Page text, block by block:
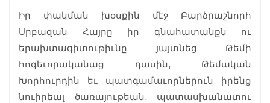
Իր փակման խօսքին մէջ Բարձրաշնորհ
Սրբազան Հայրը իր գնահատանքն ու
երախտագիտութիւնը յայտնեց Թեմի
հոգեւորականաց դասին, Թեմական
Խորհուրդին եւ պատգամաւորներուն իրենց
նուիրեալ ծառայութեան, պատասխանատու